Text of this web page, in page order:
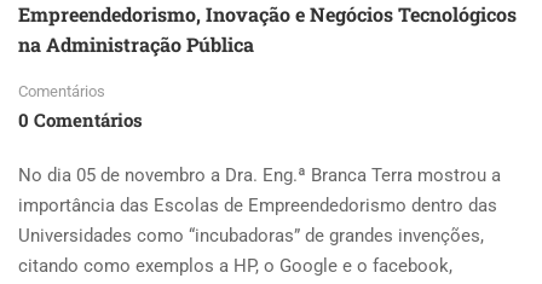
Empreendedorismo, Inovação e Negócios Tecnológicos
na Administração Pública
Comentários
0 Comentários
No dia 05 de novembro a Dra. Eng.ª Branca Terra mostrou a
importância das Escolas de Empreendedorismo dentro das
Universidades como “incubadoras” de grandes invenções,
citando como exemplos a HP, o Google e o facebook,